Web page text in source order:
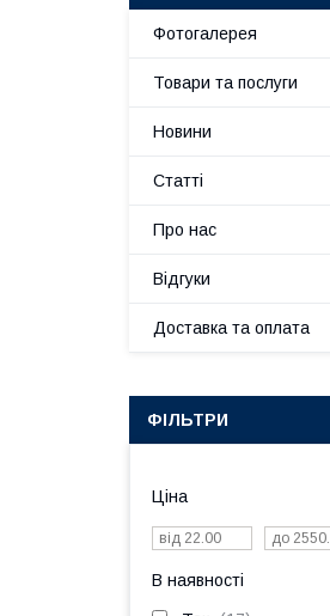
Фотогалерея
Товари та послуги
Новини
Статті
Про нас
Відгуки
Доставка та оплата
ФІЛЬТРИ
Ціна
В наявності